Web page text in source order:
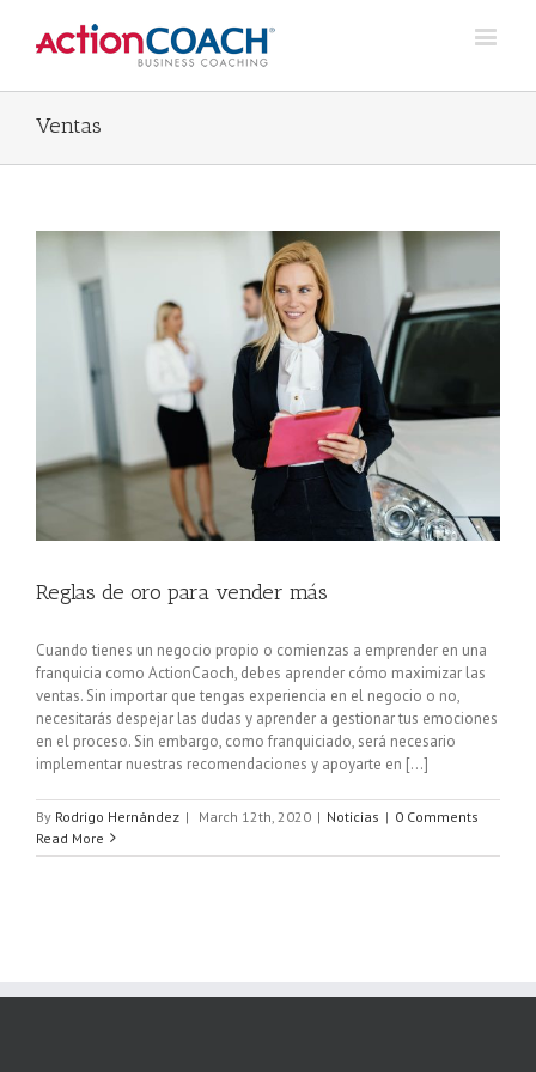
Ventas
Reglas de oro para vender más
Cuando tienes un negocio propio o comienzas a emprender en una
franquicia como ActionCaoch, debes aprender cómo maximizar las
ventas. Sin importar que tengas experiencia en el negocio o no,
necesitarás despejar las dudas y aprender a gestionar tus emociones
en el proceso. Sin embargo, como franquiciado, será necesario
implementar nuestras recomendaciones y apoyarte en [...]
By Rodrigo Hernández | March 12th, 2020 | Noticias | 0 Comments
Read More